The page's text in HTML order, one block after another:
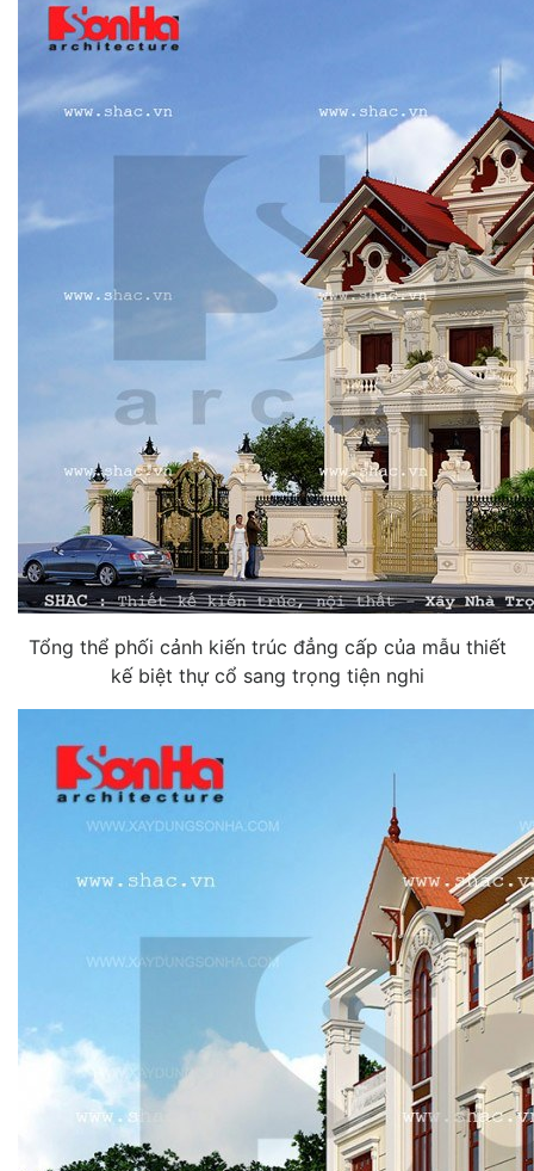
Tổng thể phối cảnh kiến trúc đẳng cấp của mẫu thiết
kế biệt thự cổ sang trọng tiện nghi